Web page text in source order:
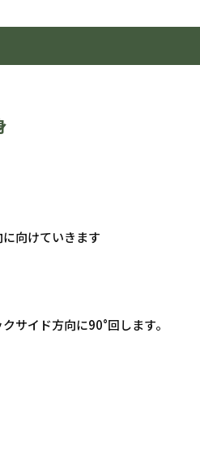
向けていきます
サイド方向に90°回します。